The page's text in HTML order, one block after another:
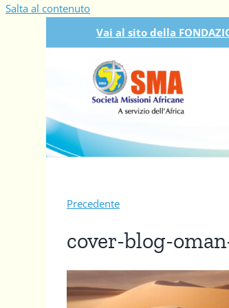
Salta al contenuto
Vai al sito della
Precedente
cover-blog-